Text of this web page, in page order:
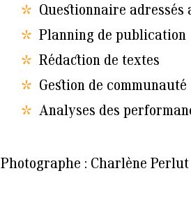
Questionnaire adressés
Planning de publication
Rédaction de textes
Gestion de communauté
Analyses des
Photographe : Charlène Perlut